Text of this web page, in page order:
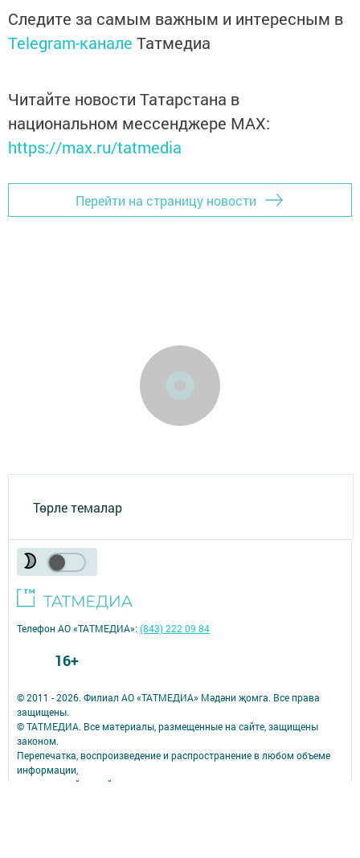
Следите за самым важным и интересным в
Telegram-канале Татмедиа
Читайте новости Татарстана в
национальном мессенджере MАХ:
https://max.ru/tatmedia
Перейти на страницу новости
Төрле темалар
© 2011 - 2026. Филиал АО «ТАТМЕДИА» Мәдәни җомга. Все права
защищены.
© ТАТМЕДИА. Все материалы, размещенные на сайте, защищены
законом.
Перепечатка, воспроизведение и распространение в любом объеме
информации,
размещенной на сайте, возможна только с письменного согласия
Телефон АО «ТАТМЕДИА»:(843) 222 09 84
16+